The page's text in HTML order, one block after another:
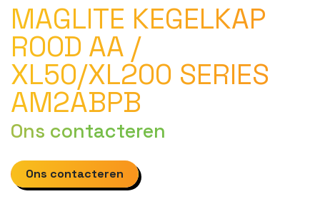
MAGLITE KEGELKAP
ROOD AA /
XL50/XL200 SERIES
AM2ABPB
Ons contacteren
Ons contacteren